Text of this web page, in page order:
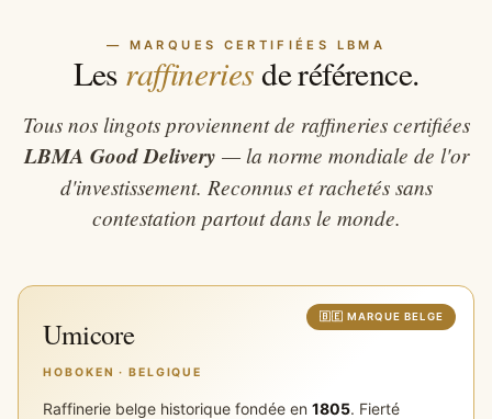
— MARQUES CERTIFIÉES LBMA
Les raffineriesde référence.
Tous nos lingots proviennent de raffineries certifiées
LBMA Good Delivery — la norme mondiale de l'or
d'investissement. Reconnus et rachetés sans
contestation partout dans le monde.
Umicore
HOBOKEN · BELGIQUE
Raffinerie belge historique fondée en1805. Fierté